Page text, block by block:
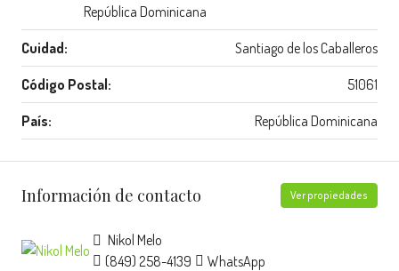
República Dominicana
Cuidad: Santiago de los Caballeros
Código Postal: 51061
País: República Dominicana
Información de contacto Ver propiedades
Nikol Melo
(849) 258-4139
WhatsApp